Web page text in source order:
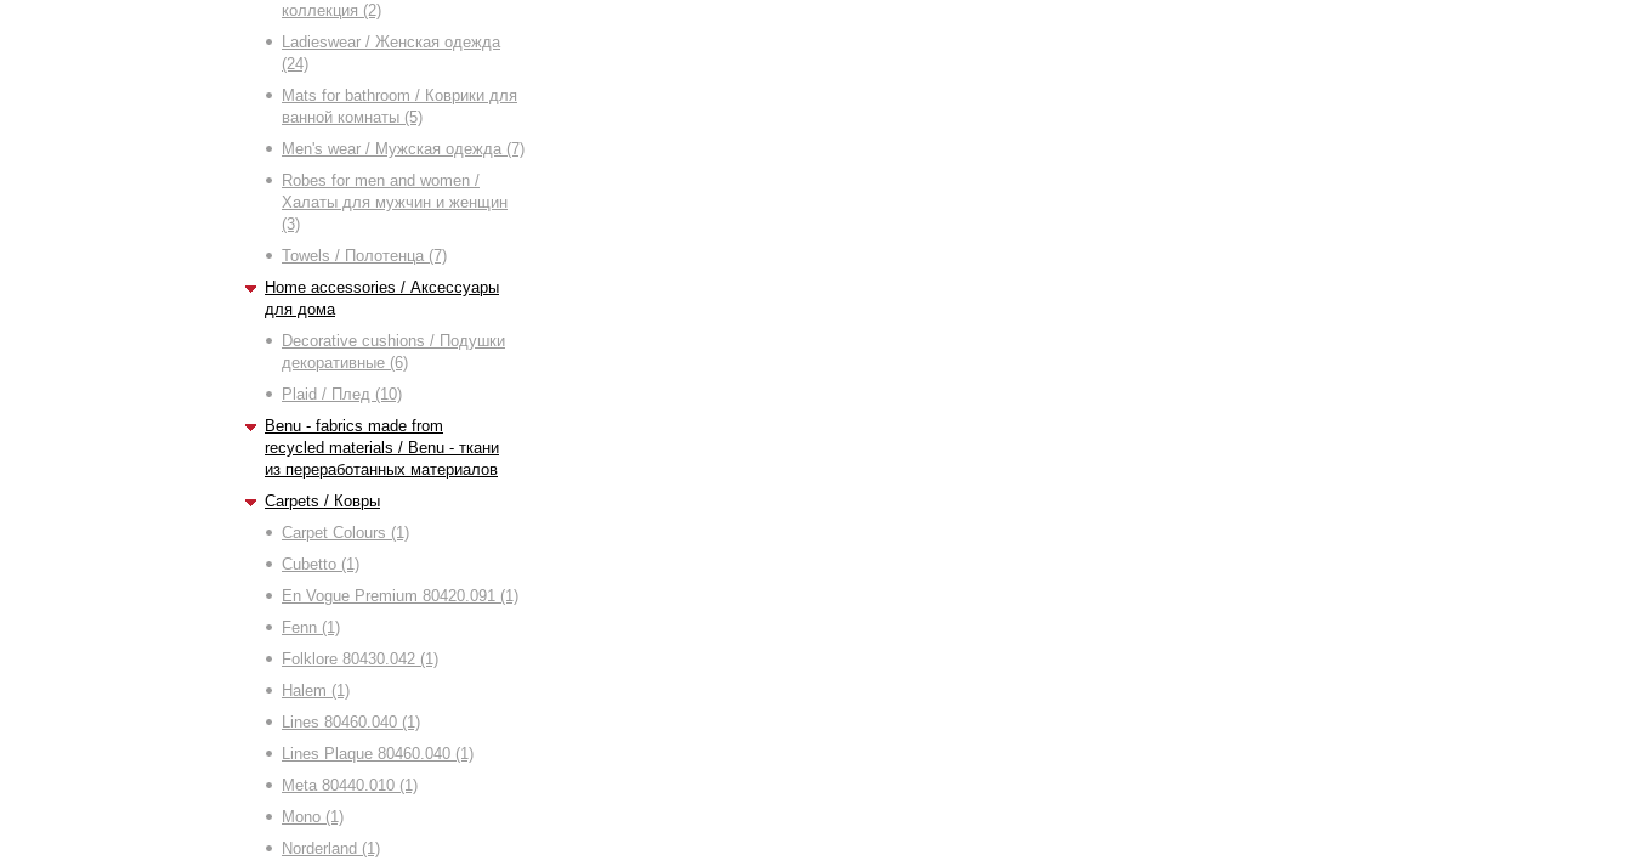
коллекция (2)
Ladieswear / Женская одежда
(24)
Mats for bathroom / Коврики для
ванной комнаты (5)
Men's wear / Мужская одежда (7)
Robes for men and women /
Халаты для мужчин и женщин
(3)
Towels / Полотенца (7)
Home accessories / Аксессуары
для дома
Decorative cushions / Подушки
декоративные (6)
Plaid / Плед (10)
Benu - fabrics made from
recycled materials / Benu - ткани
из переработанных материалов
Carpets / Ковры
Carpet Colours (1)
Cubetto (1)
En Vogue Premium 80420.091 (1)
Fenn (1)
Folklore 80430.042 (1)
Halem (1)
Lines 80460.040 (1)
Lines Plaque 80460.040 (1)
Meta 80440.010 (1)
Mono (1)
Norderland (1)